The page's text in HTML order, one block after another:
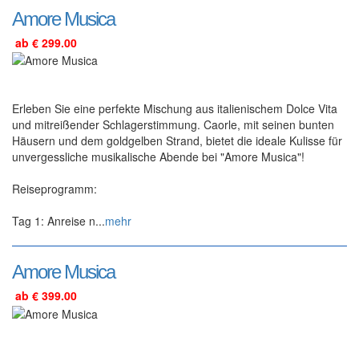
Amore Musica
ab € 299.00
Erleben Sie eine perfekte Mischung aus italienischem Dolce Vita
und mitreißender Schlagerstimmung. Caorle, mit seinen bunten
Häusern und dem goldgelben Strand, bietet die ideale Kulisse für
unvergessliche musikalische Abende bei "Amore Musica"!
Reiseprogramm:
Tag 1: Anreise n...mehr
Amore Musica
ab € 399.00